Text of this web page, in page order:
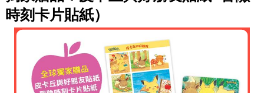
時刻卡片貼紙）